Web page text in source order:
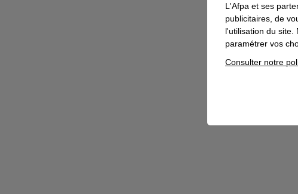
L'Afpa et ses
publicitaires, de
l'utilisation du site.
paramétrer vos
Consulter notre